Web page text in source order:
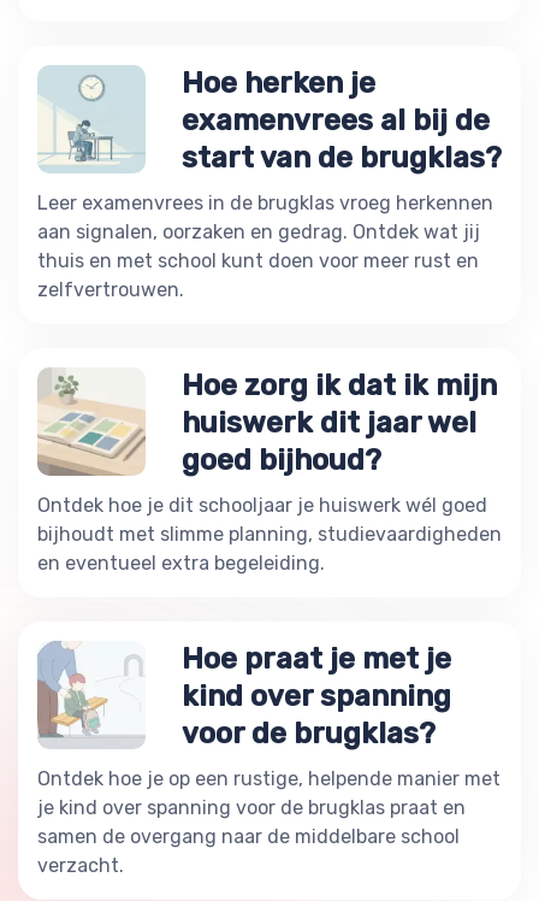
Hoe herken je
examenvrees al bij de
start van de brugklas?
Leer examenvrees in de brugklas vroeg herkennen
aan signalen, oorzaken en gedrag. Ontdek wat jij
thuis en met school kunt doen voor meer rust en
zelfvertrouwen.
Hoe zorg ik dat ik mijn
huiswerk dit jaar wel
goed bijhoud?
Ontdek hoe je dit schooljaar je huiswerk wél goed
bijhoudt met slimme planning, studievaardigheden
en eventueel extra begeleiding.
Hoe praat je met je
kind over spanning
voor de brugklas?
Ontdek hoe je op een rustige, helpende manier met
je kind over spanning voor de brugklas praat en
samen de overgang naar de middelbare school
verzacht.